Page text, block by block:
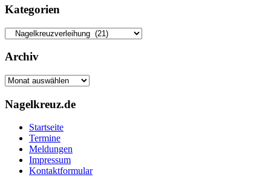
Kategorien
Kategorien
Archiv
Archiv
Nagelkreuz.de
Startseite
Termine
Meldungen
Impressum
Kontaktformular